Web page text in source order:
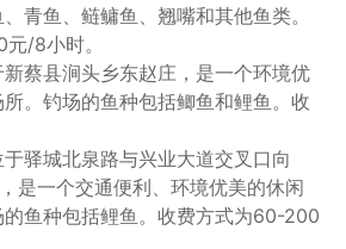
青鱼、鲢鳙鱼、翘嘴和其他鱼类。
/8小时。
蔡县涧头乡东赵庄，是一个环境优
。钓场的鱼种包括鲫鱼和鲤鱼。收
驿城北泉路与兴业大道交叉口向
是一个交通便利、环境优美的休闲
鱼种包括鲤鱼。收费方式为60-200